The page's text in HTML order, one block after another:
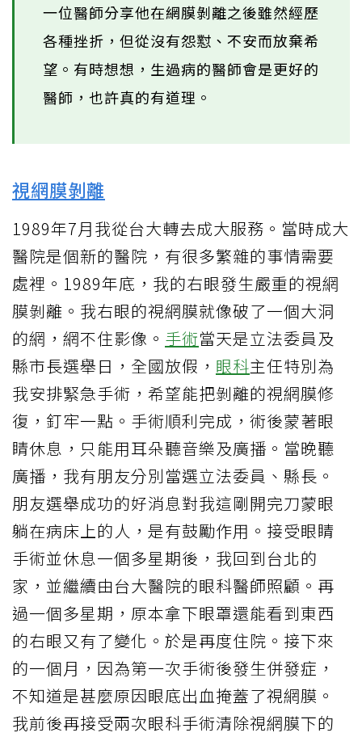
一位醫師分享他在網膜剝離之後雖然經歷
各種挫折，但從沒有怨懟、不安而放棄希
望。有時想想，生過病的醫師會是更好的
醫師，也許真的有道理。
視網膜剝離
1989年7月我從台大轉去成大服務。當時成大
醫院是個新的醫院，有很多繁雜的事情需要
處裡。1989年底，我的右眼發生嚴重的視網
膜剝離。我右眼的視網膜就像破了一個大洞
的網，網不住影像。 手術當天是立法委員及
縣市長選舉日，全國放假， 眼科主任特別為
我安排緊急手術，希望能把剝離的視網膜修
復，釘牢一點。手術順利完成，術後蒙著眼
睛休息，只能用耳朵聽音樂及廣播。當晚聽
廣播，我有朋友分別當選立法委員、縣長。
朋友選舉成功的好消息對我這剛開完刀蒙眼
躺在病床上的人，是有鼓勵作用。接受眼睛
手術並休息一個多星期後，我回到台北的
家，並繼續由台大醫院的眼科醫師照顧。再
過一個多星期，原本拿下眼罩還能看到東西
的右眼又有了變化。於是再度住院。接下來
的一個月，因為第一次手術後發生併發症，
不知道是甚麼原因眼底出血掩蓋了視網膜。
我前後再接受兩次眼科手術清除視網膜下的